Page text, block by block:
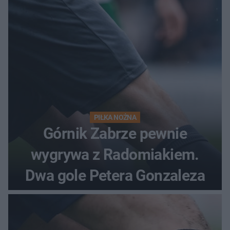
PIŁKA NOŻNA
Górnik Zabrze pewnie
wygrywa z Radomiakiem.
Dwa gole Petera Gonzaleza